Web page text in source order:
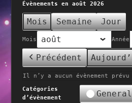
Évènements en août 2026
Mois Semaine Jour
Mois Année
Précédent
Il n’y a aucun évènement
Catégories
d’évènement
General